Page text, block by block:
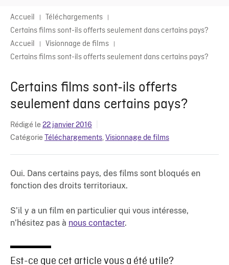
Accueil
Téléchargements
Certains films sont-ils offerts seulement dans certains pays?
Accueil
Visionnage de films
Certains films sont-ils offerts seulement dans certains pays?
Certains films sont-ils offerts
seulement dans certains pays?
Rédigé le22 janvier 2016
CatégorieTéléchargements Visionnage de films
Oui. Dans certains pays, des films sont bloqués en
fonction des droits territoriaux.
S’il y a un film en particulier qui vous intéresse,
n’hésitez pas à nous contacter.
Est-ce que cet article vous a été utile?